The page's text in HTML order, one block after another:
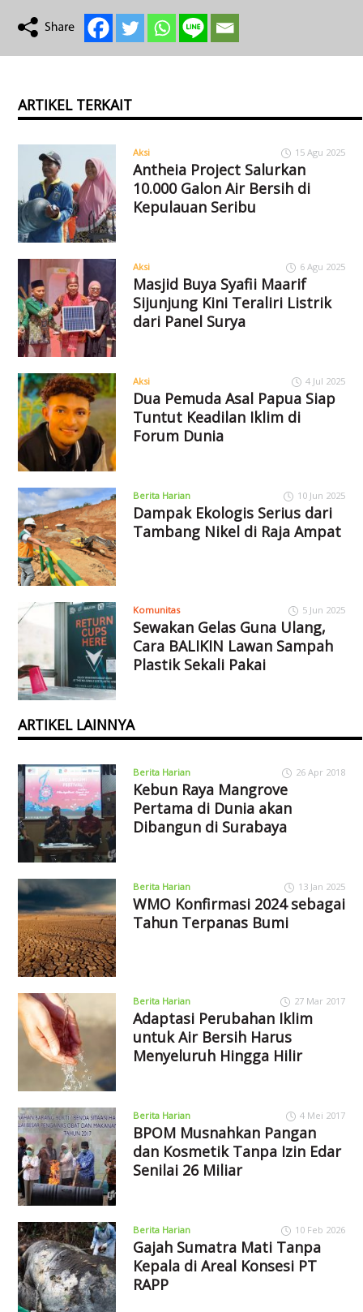
ARTIKEL TERKAIT
Aksi 15 Agu 2025
Antheia Project Salurkan
10.000 Galon Air Bersih di
Kepulauan Seribu
Aksi 6 Agu 2025
Masjid Buya Syafii Maarif
Sijunjung Kini Teraliri Listrik
dari Panel Surya
Aksi 4 Jul 2025
Dua Pemuda Asal Papua Siap
Tuntut Keadilan Iklim di
Forum Dunia
Berita Harian 10 Jun 2025
Dampak Ekologis Serius dari
Tambang Nikel di Raja Ampat
Komunitas 5 Jun 2025
Sewakan Gelas Guna Ulang,
Cara BALIKIN Lawan Sampah
Plastik Sekali Pakai
ARTIKEL LAINNYA
Berita Harian 26 Apr 2018
Kebun Raya Mangrove
Pertama di Dunia akan
Dibangun di Surabaya
Berita Harian 13 Jan 2025
WMO Konfirmasi 2024 sebagai
Tahun Terpanas Bumi
Berita Harian 27 Mar 2017
Adaptasi Perubahan Iklim
untuk Air Bersih Harus
Menyeluruh Hingga Hilir
Berita Harian 4 Mei 2017
BPOM Musnahkan Pangan
dan Kosmetik Tanpa Izin Edar
Senilai 26 Miliar
Berita Harian 10 Feb 2026
Gajah Sumatra Mati Tanpa
Kepala di Areal Konsesi PT
RAPP